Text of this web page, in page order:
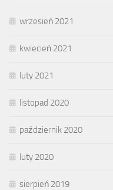
wrzesień 2021
kwiecień 2021
luty 2021
listopad 2020
październik 2020
luty 2020
sierpień 2019